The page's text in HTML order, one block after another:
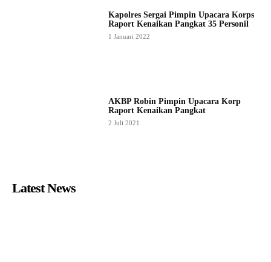
Kapolres Sergai Pimpin Upacara Korps
Raport Kenaikan Pangkat 35 Personil
1 Januari 2022
AKBP Robin Pimpin Upacara Korp
Raport Kenaikan Pangkat
2 Juli 2021
Latest News